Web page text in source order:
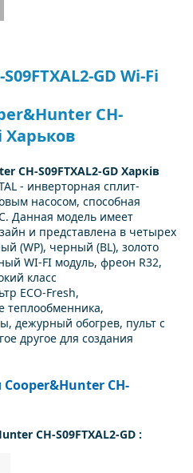
GD Wi-Fi
CH-
Харьков
CH-S09FTXAL2-GD Харків
- инверторная сплит-
насосом, способная
Данная модель имеет
и представлена в четырех
(WP), черный (BL), золото
WI-FI модуль, фреон R32,
класс
ECO-Fresh,
теплообменника,
дежурный обогрев, пульт с
другое для создания
Cooper&Hunter CH-
CH-S09FTXAL2-GD :